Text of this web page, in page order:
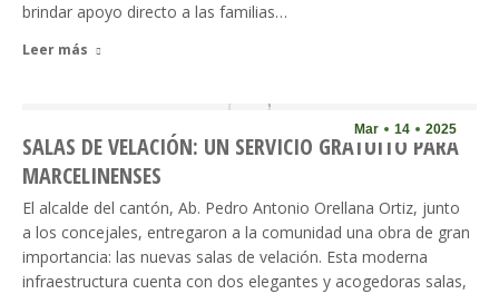
brindar apoyo directo a las familias…
Leer más
Mar 14 2025
SALAS DE VELACIÓN: UN SERVICIO GRATUITO PARA
MARCELINENSES
El alcalde del cantón, Ab. Pedro Antonio Orellana Ortiz, junto
a los concejales, entregaron a la comunidad una obra de gran
importancia: las nuevas salas de velación. Esta moderna
infraestructura cuenta con dos elegantes y acogedoras salas,